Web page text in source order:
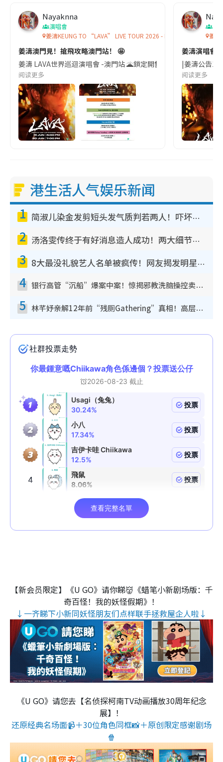
Nayaknna
演唱會
姜濤KEUNG TO “LAVA” LIVE TOUR 2026 - MACAU
姜濤澳門見！搶飛攻略澳門站！ 🤩
姜濤 LAVA世界巡迴演唱會 -澳門站 🌋鎖定開售時間|《LAVA》
阅读更多
姜濤
姜濤演唱會
|姜濤公告12
阅读更多
港生活人气娱乐新闻
1 简淑儿染金发剪短头发气质判若两人！吓坏老公麦大力都认不出：“你做什么？”
2 汤洛雯传终于有好消息造人成功！两大细节曝孕味极浓引猜测：大肚婆先会咁！
3 8大最没礼貌艺人名单被疯传！网友揭发明星真面目，一致数落这一位是无品天花板？
4 银行高管“沉船”爆案中案！惊揭邪教洗脑操控卖淫被吞600万，幕后黑手讲多错多
5 林芊妤亲解12年前“残厕Gathering”真相！高层解约一句话重创尊严，至今拒返TVB
【新会员限定】《U GO》请你睇👹《蜡笔小新剧场版：千
奇百怪！我的妖怪假期》！
↓一齐睇下小新同妖怪朋友们点样联手拯救屋企人啦↓
《U GO》请您去【名侦探柯南TV动画播放30周年纪念
展】！
还原经典名场面📹＋30位角色同框📸＋原创限定感谢剧场
🍿